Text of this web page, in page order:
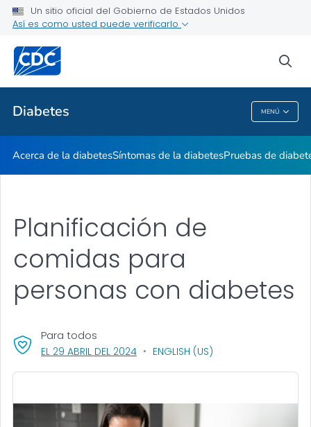
Un sitio oficial del Gobierno de Estados Unidos
Así es como usted puede verificarlo
Diabetes MENÚ
Vivir con diabetes
Temas relacionados
Diabetes
Acerca de la diabetesSíntomas de la diabetesPruebas de
EL 29 ABRIL DEL 2024, VISIT LINK FOR DETAILS.
ENGLISH (US)
Para todos
Planificación de
comidas para
personas con diabetes